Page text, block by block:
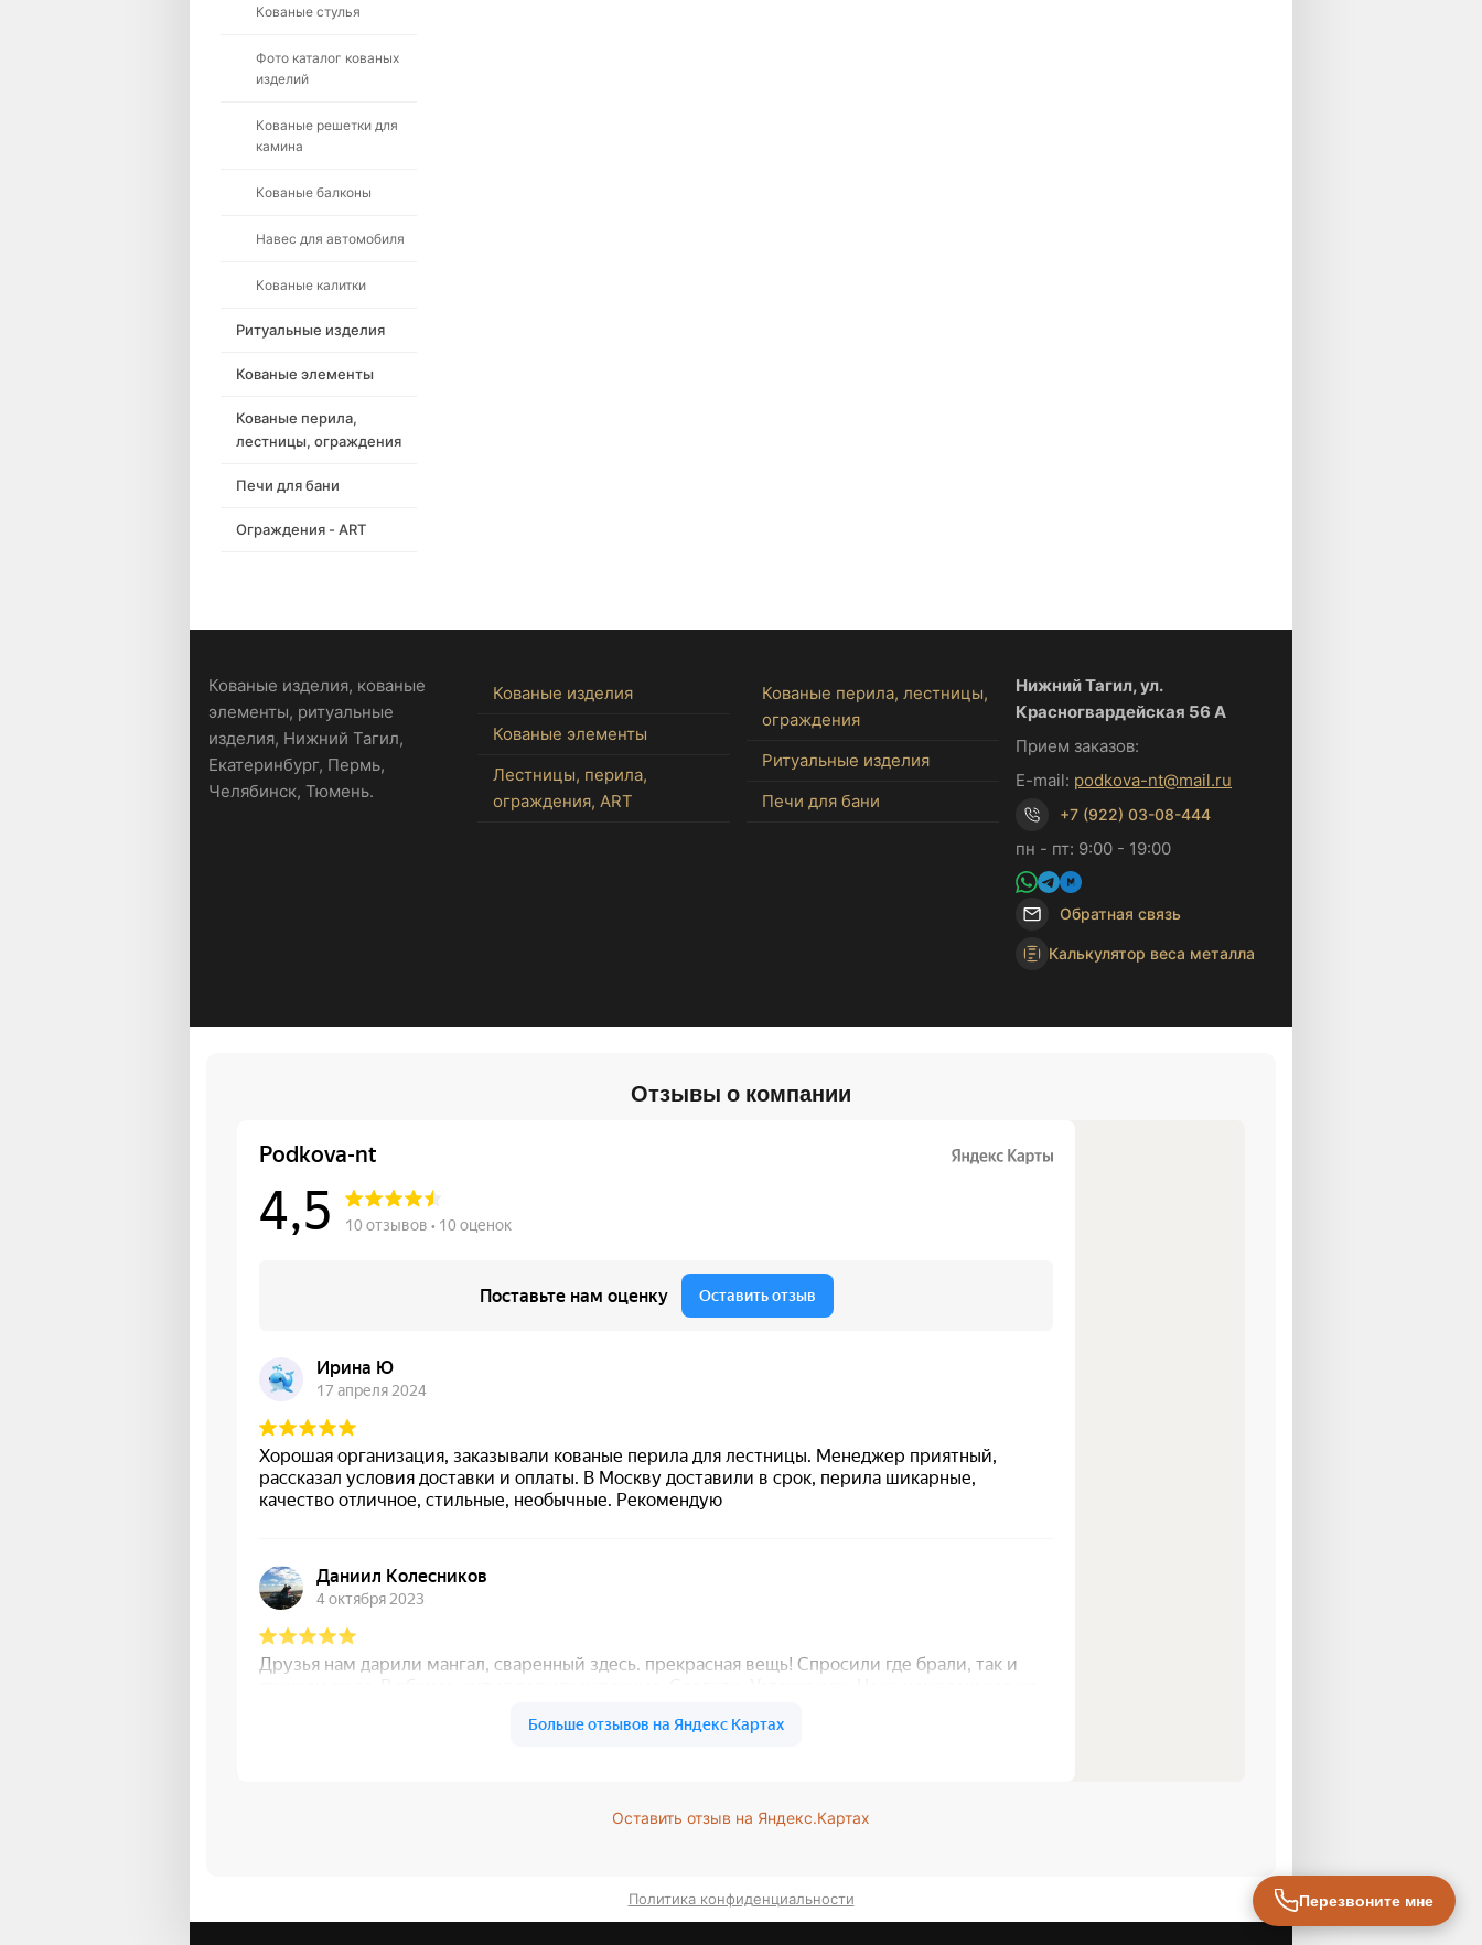
Кованые стулья
Фото каталог кованых
изделий
Кованые решетки для
камина
Кованые балконы
Навес для автомобиля
Кованые калитки
Ритуальные изделия
Кованые элементы
Кованые перила,
лестницы, ограждения
Печи для бани
Ограждения - ART
Кованые изделия, кованые
элементы, ритуальные
изделия, Нижний Тагил,
Екатеринбург, Пермь,
Челябинск, Тюмень.
Кованые изделия
Кованые элементы
Лестницы, перила,
ограждения, ART
Кованые перила, лестницы,
ограждения
Ритуальные изделия
Печи для бани
Нижний Тагил, ул.
Красногвардейская 56 А
Прием заказов:
E-mail: podkova-nt@mail.ru
+7 (922) 03-08-444
пн - пт: 9:00 - 19:00
Обратная связь
Калькулятор веса металла
Отзывы о компании
Оставить отзыв на Яндекс.Картах
Политика конфиденциальности Перезвоните мне